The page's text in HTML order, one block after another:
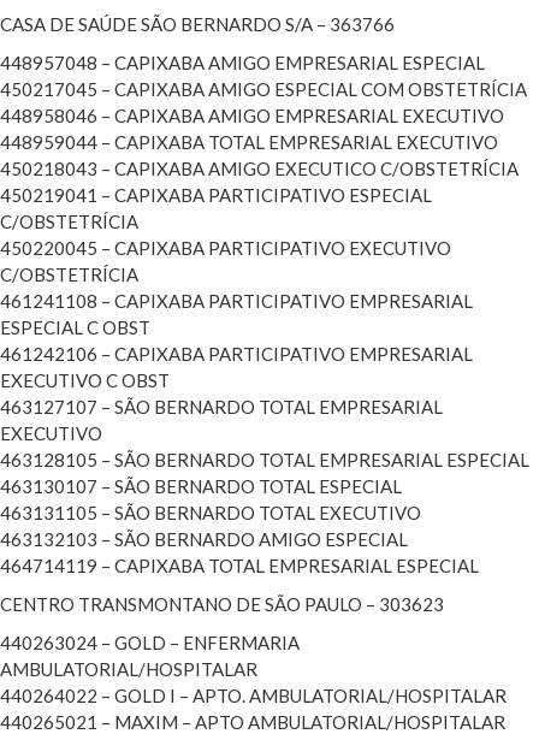
CASA DE SAÚDE SÃO BERNARDO S/A – 363766
448957048 – CAPIXABA AMIGO EMPRESARIAL ESPECIAL
450217045 – CAPIXABA AMIGO ESPECIAL COM OBSTETRÍCIA
448958046 – CAPIXABA AMIGO EMPRESARIAL EXECUTIVO
448959044 – CAPIXABA TOTAL EMPRESARIAL EXECUTIVO
450218043 – CAPIXABA AMIGO EXECUTICO C/OBSTETRÍCIA
450219041 – CAPIXABA PARTICIPATIVO ESPECIAL
C/OBSTETRÍCIA
450220045 – CAPIXABA PARTICIPATIVO EXECUTIVO
C/OBSTETRÍCIA
461241108 – CAPIXABA PARTICIPATIVO EMPRESARIAL
ESPECIAL C OBST
461242106 – CAPIXABA PARTICIPATIVO EMPRESARIAL
EXECUTIVO C OBST
463127107 – SÃO BERNARDO TOTAL EMPRESARIAL
EXECUTIVO
463128105 – SÃO BERNARDO TOTAL EMPRESARIAL ESPECIAL
463130107 – SÃO BERNARDO TOTAL ESPECIAL
463131105 – SÃO BERNARDO TOTAL EXECUTIVO
463132103 – SÃO BERNARDO AMIGO ESPECIAL
464714119 – CAPIXABA TOTAL EMPRESARIAL ESPECIAL
CENTRO TRANSMONTANO DE SÃO PAULO – 303623
440263024 – GOLD – ENFERMARIA
AMBULATORIAL/HOSPITALAR
440264022 – GOLD I – APTO. AMBULATORIAL/HOSPITALAR
440265021 – MAXIM – APTO AMBULATORIAL/HOSPITALAR